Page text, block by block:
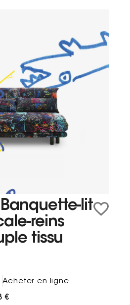
lit
reins
tissu
Acheter en ligne
€